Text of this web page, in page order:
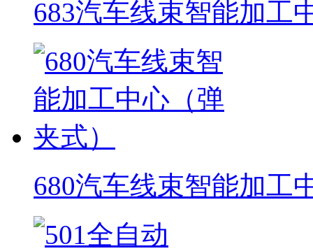
683汽车线束智能加工
680汽车线束智能加工